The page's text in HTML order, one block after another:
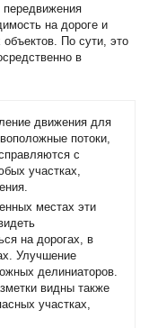
передвижения
на дороге и
По сути, это
в
движения для
потоки,
с
участках,
местах эти
на дорогах, в
Улучшение
делиниаторов.
видны также
участках,